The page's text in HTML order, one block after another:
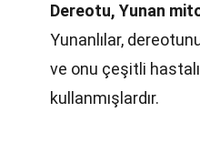
Dereotu, Yunan
Yunanlılar,
ve onu çeşitli
kullanmışlardır.